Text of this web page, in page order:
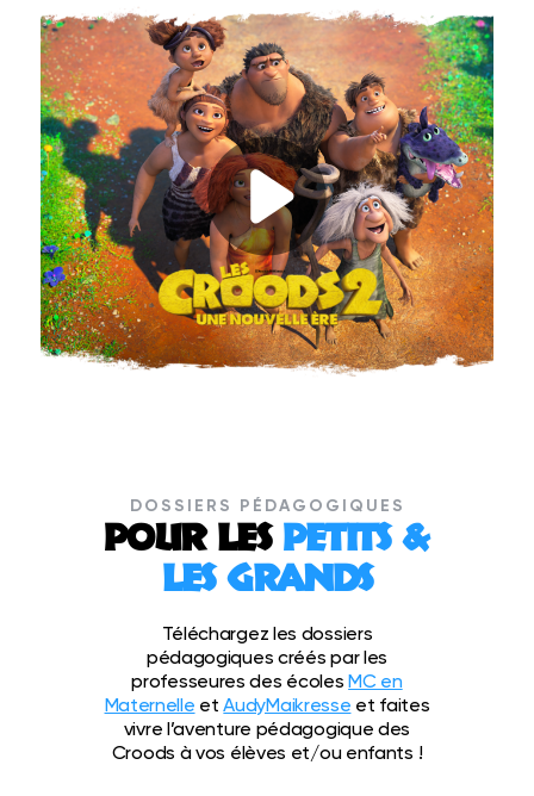
DOSSIERS PÉDAGOGIQUES
POUR LES PETITS &
LES GRANDS
Téléchargez les dossiers
pédagogiques créés par les
professeures des écolesMC en
Maternelle etAudyMaikresse et faites
vivre l’aventure pédagogique des
Croods à vos élèves et/ou enfants !